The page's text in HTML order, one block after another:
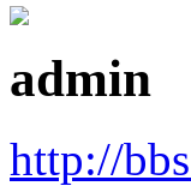
admin
http://